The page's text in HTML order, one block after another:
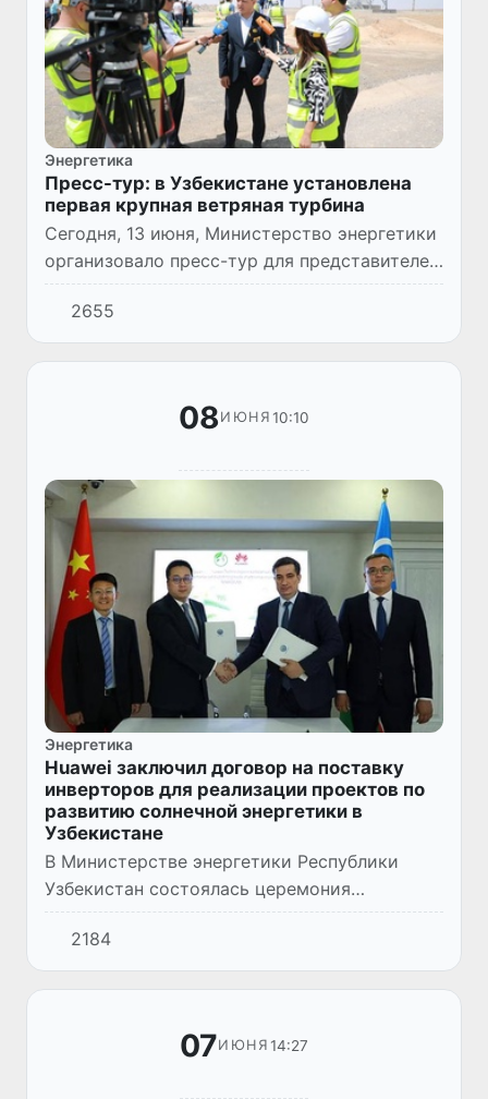
Энергетика
Пресс-тур: в Узбекистане установлена
первая крупная ветряная турбина
Сегодня, 13 июня, Министерство энергетики
организовало пресс-тур для представителей
СМИ, журналистов и блогеров с целью
ознакомления с работами, проводимыми в
рамках проекта строит...
2655
08ИЮНЯ 10:10
Энергетика
Huawei заключил договор на поставку
инверторов для реализации проектов по
развитию солнечной энергетики в
Узбекистане
В Министерстве энергетики Республики
Узбекистан состоялась церемония
подписания договора между ООО «Yashil
Energiya» и компанией Huawei на поставку
инверторов под реализацию проект...
2184
07ИЮНЯ 14:27